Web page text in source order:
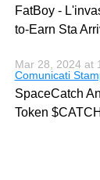
FatBoy -
to-Earn Sta
Mar 28, 2024 at
Comunicati
SpaceCatch
Token